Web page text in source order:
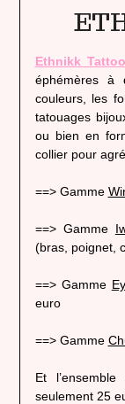
Ethnikk Tattoo
éphémères
couleurs, les
tatouages
ou bien en
collier pour
==> Gamme
==> Gamme
(bras, poignet,
==> Gamme
euro
==> Gamme
Et
seulement 25